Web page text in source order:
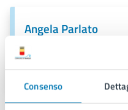
Consenso
Angela Parlato
PEC: